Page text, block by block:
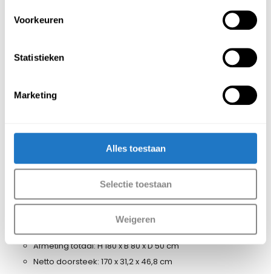
Voorkeuren
Statistieken
Marketing
Alles toestaan
Selectie toestaan
Weigeren
Verder is het mogelijk om te kiezen uit de
Gladde deuren zonder luchtvenster
Afmetingen lockers 30 cm
Afmeting totaal: H 170 x B 60 x D 50 cm
Netto doorsteek: 170 x 21,2 x 46,8 cm
Afmeting totaal: H 180 x B 80 x D 50 cm
Netto doorsteek: 170 x 31,2 x 46,8 cm